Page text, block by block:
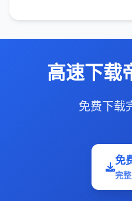
高速下载
免费下载
免
完